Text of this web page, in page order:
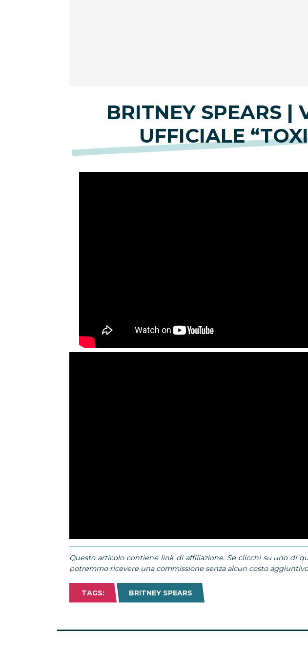
BRITNEY SPEARS |
UFFICIALE
Questo articolo contiene link di affiliazione. Se clicchi su uno di
potremmo ricevere una commissione senza alcun costo
TAGS: BRITNEY SPEARS